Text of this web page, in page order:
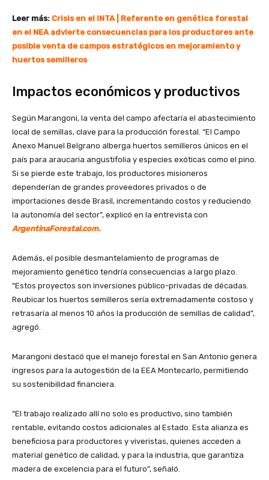
Leer más: Crisis en el INTA | Referente en genética forestal
en el NEA advierte consecuencias para los productores ante
posible venta de campos estratégicos en mejoramiento y
huertos semilleros
Impactos económicos y productivos
Según Marangoni, la venta del campo afectaría el abastecimiento
local de semillas, clave para la producción forestal. “El Campo
Anexo Manuel Belgrano alberga huertos semilleros únicos en el
país para araucaria angustifolia y especies exóticas como el pino.
Si se pierde este trabajo, los productores misioneros
dependerían de grandes proveedores privados o de
importaciones desde Brasil, incrementando costos y reduciendo
la autonomía del sector”, explicó en la entrevista con
ArgentinaForestal.com.
Además, el posible desmantelamiento de programas de
mejoramiento genético tendría consecuencias a largo plazo.
“Estos proyectos son inversiones público-privadas de décadas.
Reubicar los huertos semilleros sería extremadamente costoso y
retrasaría al menos 10 años la producción de semillas de calidad”,
agregó.
Marangoni destacó que el manejo forestal en San Antonio genera
ingresos para la autogestión de la EEA Montecarlo, permitiendo
su sostenibilidad financiera.
“El trabajo realizado allí no solo es productivo, sino también
rentable, evitando costos adicionales al Estado. Esta alianza es
beneficiosa para productores y viveristas, quienes acceden a
material genético de calidad, y para la industria, que garantiza
madera de excelencia para el futuro”, señaló.